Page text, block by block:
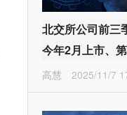
北交所公司前三
今年2月上市、
高慧 2025/11/7